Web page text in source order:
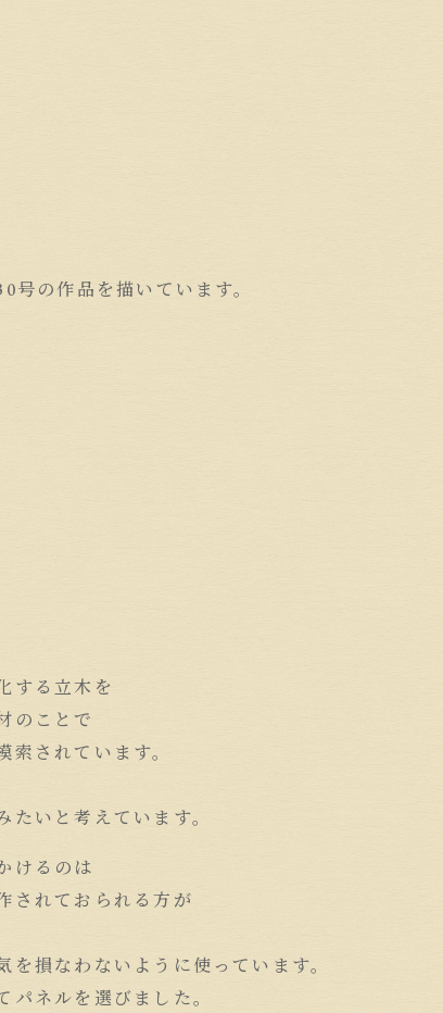
号の作品を描いています。
する立木を
のことで
索されています。
いと考えています。
けるのは
されておられる方が
損なわないように使っています。
パネルを選びました。